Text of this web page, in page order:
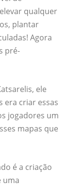
qualquer
plantar
Agora
pré-
ele
era criar essas
jogadores um
mapas que
é a criação
uma